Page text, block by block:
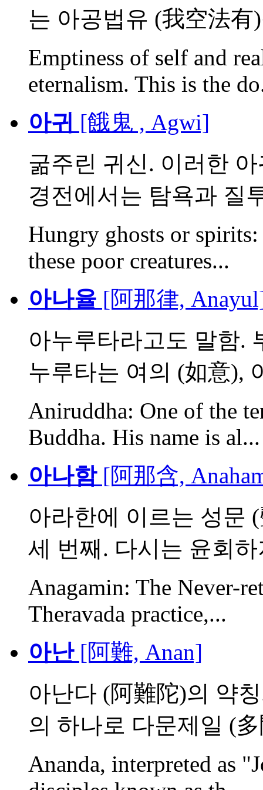
는 아공법유 (我空法有
Emptiness of self and
eternalism. This is the
아귀 [餓鬼 , Agwi]
굶주린 귀신. 이러한
경전에서는 탐욕과 질
Hungry ghosts or
these poor creatures...
아나율 [阿那律,
아누루타라고도 말함.
누루타는 여의 (如意),
Aniruddha: One of the
Buddha. His name is al...
아나함[阿那含,
아라한에 이르는 성문
세 번째. 다시는 윤회하
Anagamin: The Never-
Theravada practice,...
아난[阿難, Anan]
아난다 (阿難陀)의 약
의 하나로 다문제일 (
Ananda, interpreted as